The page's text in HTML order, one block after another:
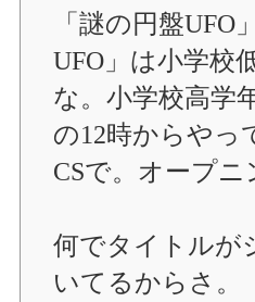
「謎の円盤
UFO」は小学校
な。小学校高学
の12時からやっ
CSで。オープ
何でタイトルが
いてるからさ。